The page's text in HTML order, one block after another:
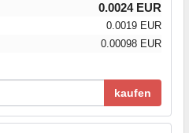
0.0024 EUR
0.0019 EUR
0.00098 EUR
kaufen